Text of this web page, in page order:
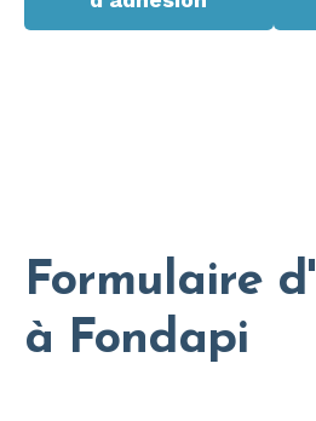
Formulaire d'
à Fondapi